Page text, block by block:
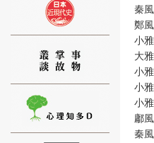
秦
鄭
小
大
小
小
小
鄘
秦